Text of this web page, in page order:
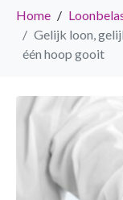
Home
Gelijk loon,
één hoop gooit